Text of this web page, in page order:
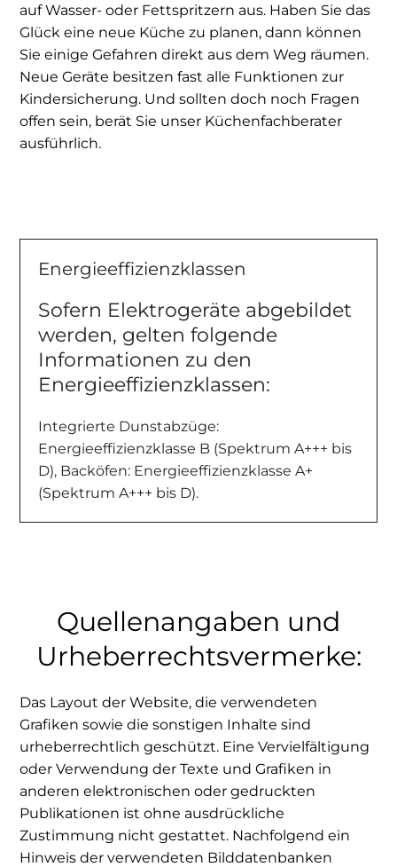
auf Wasser- oder Fettspritzern aus. Haben Sie das
Glück eine neue Küche zu planen, dann können
Sie einige Gefahren direkt aus dem Weg räumen.
Neue Geräte besitzen fast alle Funktionen zur
Kindersicherung. Und sollten doch noch Fragen
offen sein, berät Sie unser Küchenfachberater
ausführlich.
Energieeffizienzklassen
Sofern Elektrogeräte abgebildet
werden, gelten folgende
Informationen zu den
Energieeffizienzklassen:
Integrierte Dunstabzüge:
Energieeffizienzklasse B (Spektrum A+++ bis
D), Backöfen: Energieeffizienzklasse A+
(Spektrum A+++ bis D).
Quellenangaben und
Urheberrechtsvermerke:
Das Layout der Website, die verwendeten
Grafiken sowie die sonstigen Inhalte sind
urheberrechtlich geschützt. Eine Vervielfältigung
oder Verwendung der Texte und Grafiken in
anderen elektronischen oder gedruckten
Publikationen ist ohne ausdrückliche
Zustimmung nicht gestattet. Nachfolgend ein
Hinweis der verwendeten Bilddatenbanken